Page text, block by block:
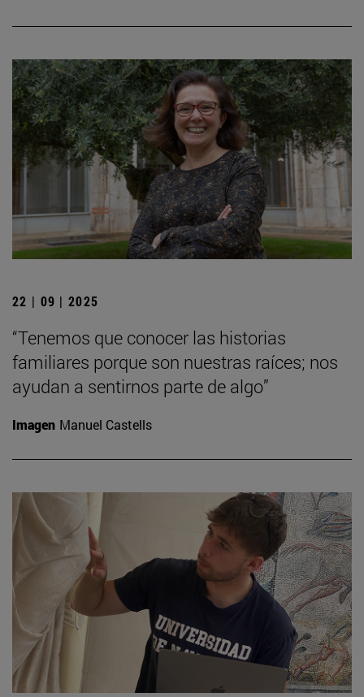
22 | 09 | 2025
“Tenemos que conocer las historias
familiares porque son nuestras raíces; nos
ayudan a sentirnos parte de algo”
Imagen Manuel Castells